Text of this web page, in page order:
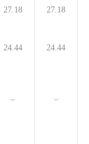
27.18 27.18
24.44 24.44
– –